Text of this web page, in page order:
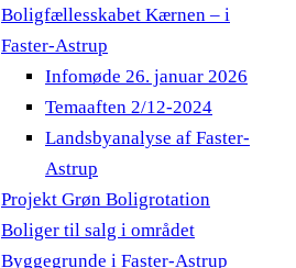
Boligfællesskabet Kærnen – i
Faster-Astrup
Infomøde 26. januar 2026
Temaaften 2/12-2024
Landsbyanalyse af Faster-
Astrup
Projekt Grøn Boligrotation
Boliger til salg i området
Byggegrunde i Faster-Astrup